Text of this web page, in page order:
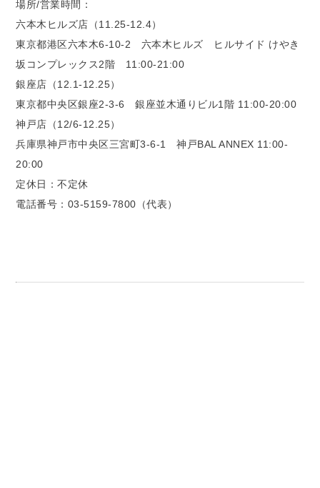
場所/営業時間：
六本木ヒルズ店（11.25-12.4）
東京都港区六本木6-10-2 六本木ヒルズ ヒルサイド けやき
坂コンプレックス2階 11:00-21:00
銀座店（12.1-12.25）
東京都中央区銀座2-3-6 銀座並木通りビル1階 11:00-20:00
神戸店（12/6-12.25）
兵庫県神戸市中央区三宮町3-6-1 神戸BAL ANNEX 11:00-
20:00
定休日：不定休
電話番号：03-5159-7800（代表）